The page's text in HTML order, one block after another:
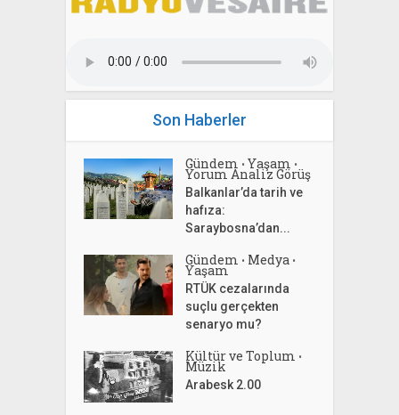
Son Haberler
Gündem • Yaşam •
Yorum Analiz Görüş
Balkanlar’da tarih ve
hafıza:
Saraybosna’dan...
Gündem • Medya •
Yaşam
RTÜK cezalarında
suçlu gerçekten
senaryo mu?
Kültür ve Toplum •
Müzik
Arabesk 2.00